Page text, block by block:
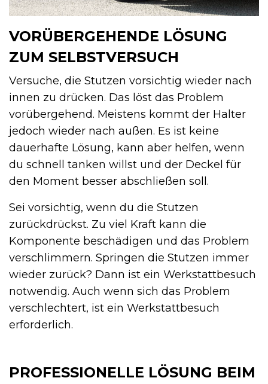
VORÜBERGEHENDE LÖSUNG
ZUM SELBSTVERSUCH
Versuche, die Stutzen vorsichtig wieder nach
innen zu drücken. Das löst das Problem
vorübergehend. Meistens kommt der Halter
jedoch wieder nach außen. Es ist keine
dauerhafte Lösung, kann aber helfen, wenn
du schnell tanken willst und der Deckel für
den Moment besser abschließen soll.
Sei vorsichtig, wenn du die Stutzen
zurückdrückst. Zu viel Kraft kann die
Komponente beschädigen und das Problem
verschlimmern. Springen die Stutzen immer
wieder zurück? Dann ist ein Werkstattbesuch
notwendig. Auch wenn sich das Problem
verschlechtert, ist ein Werkstattbesuch
erforderlich.
PROFESSIONELLE LÖSUNG BEIM